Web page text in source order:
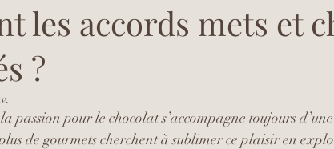
les accords mets et
?
passion pour le chocolat s’accompagne toujours
de gourmets cherchent à sublimer ce plaisir en